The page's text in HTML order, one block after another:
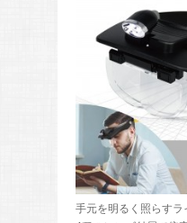
手元を明るく照らすラ